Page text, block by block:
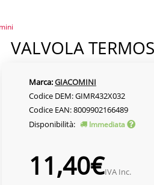
VALVOLA
Marca:GIACOMINI
Codice DEM: GIMR432X032
Codice EAN: 8009902166489
Disponibilità:
Immediata
11,40€IVA Inc.